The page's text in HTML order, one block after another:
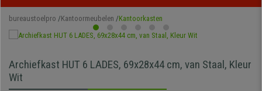
bureaustoelpro Kantoormeubelen Kantoorkasten
Archiefkast HUT 6 LADES, 69x28x44 cm, van Staal, Kleur
Wit